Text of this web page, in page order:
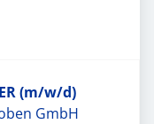
(m/w/d)
GmbH